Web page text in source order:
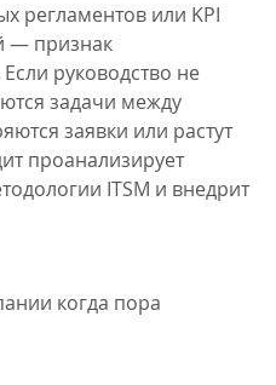
регламентов или KPI
— признак
руководство не
задачи между
заявки или растут
проанализирует
ITSM и внедрит